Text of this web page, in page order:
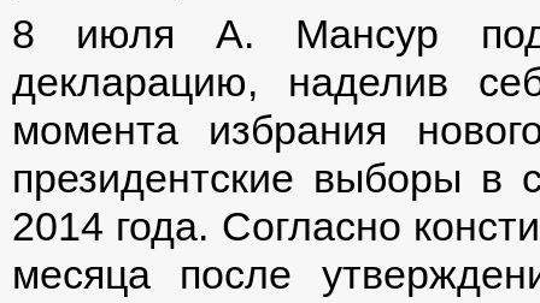
8 июля А. Мансур
декларацию, наделив
момента избрания
президентские выборы в
2014 года. Согласно
месяца после